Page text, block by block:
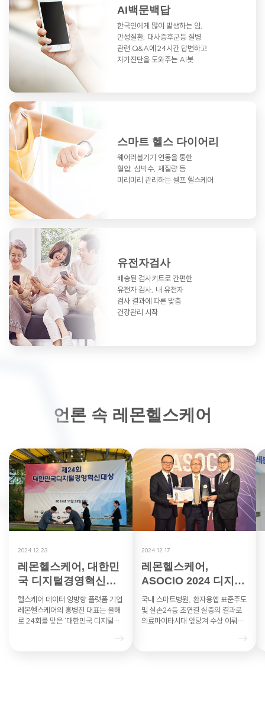
AI백문백답
한국인에게 많이 발생하는 암,
만성질환, 대사증후군등 질병
관련 Q&A에24시간 답변하고
자가진단을 도와주는 AI봇
스마트 헬스 다이어리
웨어러블기기 연동을 통한
혈압, 심박수, 체질량 등
미리미리 관리하는 셀프 헬스케어
유전자검사
배송된 검사키트로 간편한
유전자 검사, 내 유전자
검사 결과에 따른 맞춤
건강관리 시작
언론 속 레몬헬스케어
2024.12.23
레몬헬스케어, 대한민
국 디지털경영혁신대
상 과기부 장관상
헬스케어 데이터 양방향 플랫폼 기업
레몬헬스케어의 홍병진 대표는 올해
로 24회를 맞은 ‘대한민국 디지털경
2024.12.17
레몬헬스케어,
ASOCIO 2024 디지털
헬스케어DX부문 혁신
상 수상 영…
국내 스마트병원, 환자용앱 표준주도
및 실손24등 초연결 실증의 결과로
의료마이타시대 앞당겨 수상 이뤄내